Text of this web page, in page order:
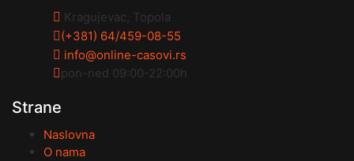
Kragujevac, Topola
(+381) 64/459-08-55
info@online-casovi.rs
pon-ned 09:00-22:00h
Strane
Naslovna
O nama